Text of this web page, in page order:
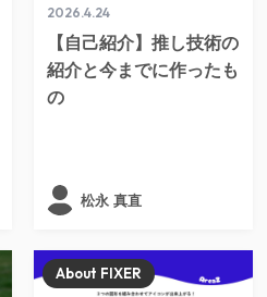
2026.4.24
【自己紹介】推し技術の
紹介と今までに作ったも
の
松永 真直
About FIXER